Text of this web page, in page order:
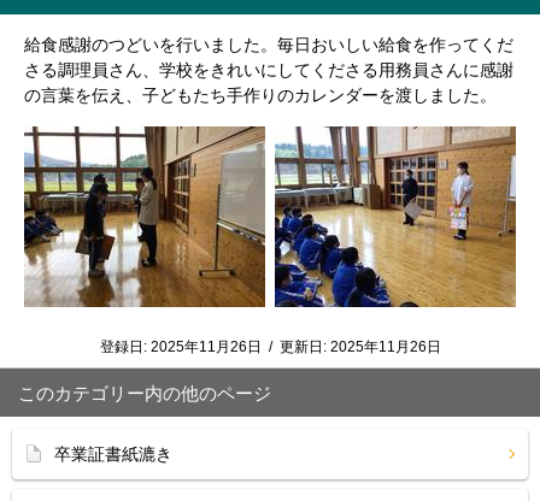
給食感謝のつどいを行いました。毎日おいしい給食を作ってくだ
さる調理員さん、学校をきれいにしてくださる用務員さんに感謝
の言葉を伝え、子どもたち手作りのカレンダーを渡しました。
登録日: 2025年11月26日 / 更新日: 2025年11月26日
このカテゴリー内の他のページ
卒業証書紙漉き